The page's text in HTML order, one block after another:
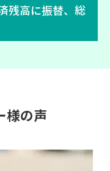
残高に振替、総
様の声